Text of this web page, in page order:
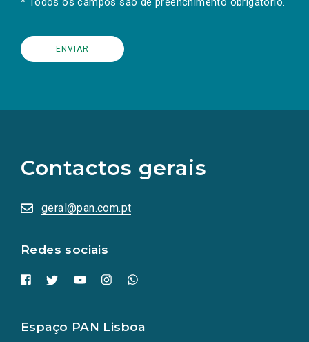
Contactos gerais
geral@pan.com.pt
Redes sociais
redes
sociais
numa
nova
Espaço PAN Lisboa